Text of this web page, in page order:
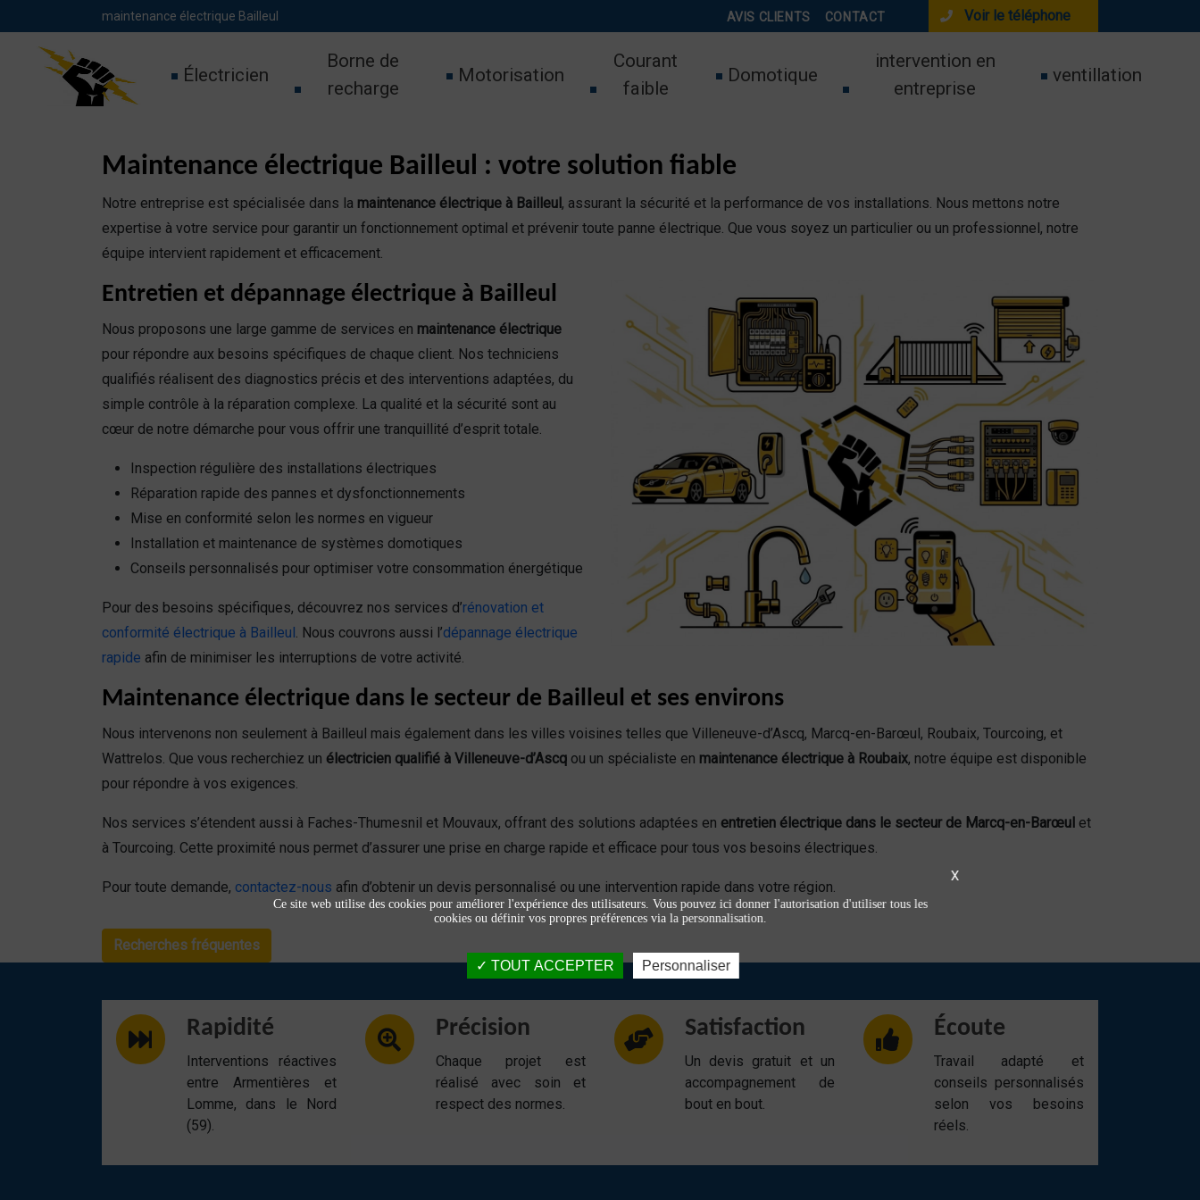
maintenance électrique Bailleul AVIS CLIENTS CONTACT Voir le téléphone
Électricien
Borne de
recharge
Motorisation
Courant
faible
Domotique
intervention en
entreprise
ventillation
Maintenance électrique Bailleul : votre solution fiable
Notre entreprise est spécialisée dans la maintenance électrique à Bailleul , assurant la sécurité et la performance de vos installations. Nous mettons notre
expertise à votre service pour garantir un fonctionnement optimal et prévenir toute panne électrique. Que vous soyez un particulier ou un professionnel, notre
équipe intervient rapidement et efficacement.
Entretien et dépannage électrique à Bailleul
Nous proposons une large gamme de services en maintenance électrique
pour répondre aux besoins spécifiques de chaque client. Nos techniciens
qualifiés réalisent des diagnostics précis et des interventions adaptées, du
simple contrôle à la réparation complexe. La qualité et la sécurité sont au
cœur de notre démarche pour vous offrir une tranquillité d’esprit totale.
Inspection régulière des installations électriques
Réparation rapide des pannes et dysfonctionnements
Mise en conformité selon les normes en vigueur
Installation et maintenance de systèmes domotiques
Conseils personnalisés pour optimiser votre consommation énergétique
Pour des besoins spécifiques, découvrez nos services d’rénovation et
conformité électrique à Bailleul. Nous couvrons aussi l’dépannage électrique
rapide afin de minimiser les interruptions de votre activité.
Maintenance électrique dans le secteur de Bailleul et ses environs
Nous intervenons non seulement à Bailleul mais également dans les villes voisines telles que Villeneuve-d’Ascq, Marcq-en-Barœul, Roubaix, Tourcoing, et
Wattrelos. Que vous recherchiez un électricien qualifié à Villeneuve-d’Ascq ou un spécialiste en maintenance électrique à Roubaix, notre équipe est disponible
pour répondre à vos exigences.
Nos services s’étendent aussi à Faches-Thumesnil et Mouvaux, offrant des solutions adaptées en entretien électrique dans le secteur de Marcq-en-Barœul et
à Tourcoing. Cette proximité nous permet d’assurer une prise en charge rapide et efficace pour tous vos besoins électriques.
Pour toute demande, contactez-nous afin d’obtenir un devis personnalisé ou une intervention rapide dans votre région.
Recherches fréquentes
Rapidité
Interventions réactives
entre Armentières et
Lomme, dans le Nord
(59).
Précision
Chaque projet est
réalisé avec soin et
respect des normes.
Satisfaction
Un devis gratuit et un
accompagnement de
bout en bout.
Écoute
Travail adapté et
conseils personnalisés
selon vos besoins
réels.
Panneau de gestion des cookies
X
Ce site web utilise des cookies pour améliorer l'expérience des utilisateurs. Vous pouvez ici donner l'autorisation d'utiliser tous les
cookies ou définir vos propres préférences via la personnalisation.
TOUT ACCEPTER Personnaliser